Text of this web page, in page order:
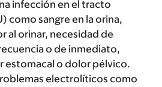
infección en el tracto
como sangre en la orina,
al orinar, necesidad de
o de inmediato,
estomacal o dolor pélvico.
electrolíticos como